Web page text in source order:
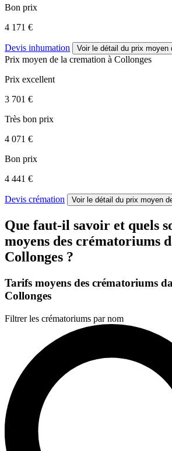
Bon prix
4 171 €
Devis inhumation Voir le détail du prix moyen
Prix moyen de la cremation à Collonges
Prix excellent
3 701 €
Très bon prix
4 071 €
Bon prix
4 441 €
Devis crémation Voir le détail du prix moyen
Que faut-il savoir et quels
moyens des crématoriums
Collonges ?
Tarifs moyens des crématoriums
Collonges
Filtrer les crématoriums par nom